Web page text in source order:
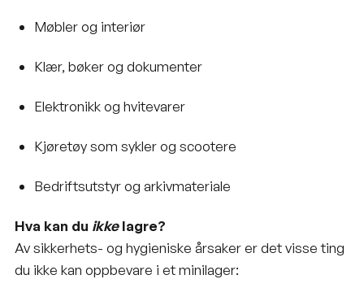
Møbler og interiør
Klær, bøker og dokumenter
Elektronikk og hvitevarer
Kjøretøy som sykler og scootere
Bedriftsutstyr og arkivmateriale
Hva kan du ikkelagre?
Av sikkerhets- og hygieniske årsaker er det visse ting
du ikke kan oppbevare i et minilager: